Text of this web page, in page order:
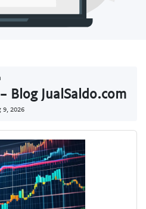
Blog JualSaldo.com
9, 2026